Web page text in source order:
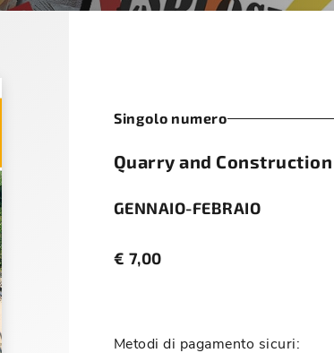
Singolo numero
Quarry and
GENNAIO-FEBRAIO
€ 7,00
Metodi di pagamento sicuri: